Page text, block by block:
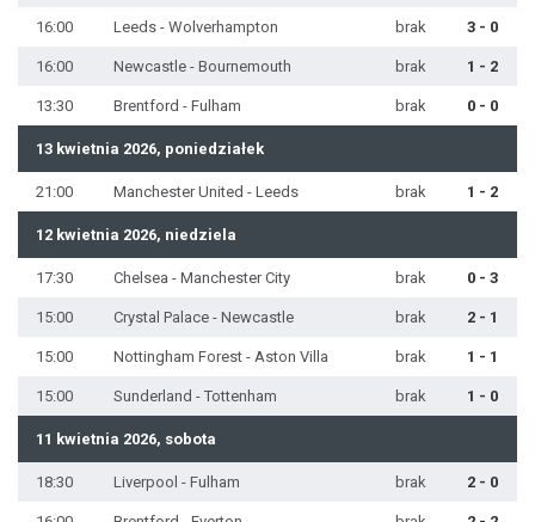
16:00 Leeds - Wolverhampton brak 3 - 0
16:00 Newcastle - Bournemouth brak 1 - 2
13:30 Brentford - Fulham brak 0 - 0
13 kwietnia 2026, poniedziałek
21:00 Manchester United - Leeds brak 1 - 2
12 kwietnia 2026, niedziela
17:30 Chelsea - Manchester City brak 0 - 3
15:00 Crystal Palace - Newcastle brak 2 - 1
15:00 Nottingham Forest - Aston Villa brak 1 - 1
15:00 Sunderland - Tottenham brak 1 - 0
11 kwietnia 2026, sobota
18:30 Liverpool - Fulham brak 2 - 0